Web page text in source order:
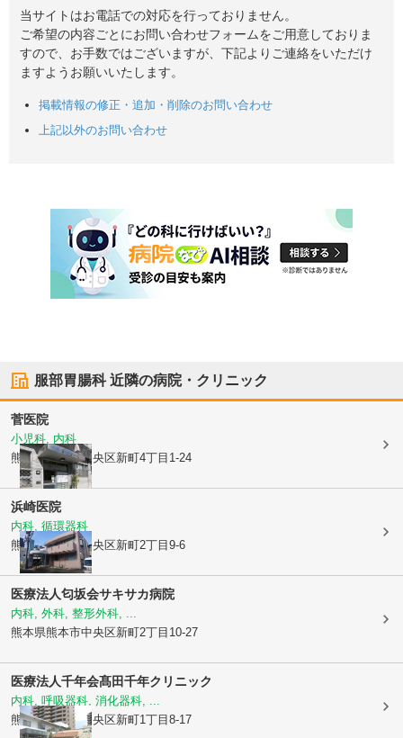
当サイトはお電話での対応を行っておりません。
ご希望の内容ごとにお問い合わせフォームをご用意しておりま
すので、お手数ではございますが、下記よりご連絡をいただけ
ますようお願いいたします。
掲載情報の修正・追加・削除のお問い合わせ
上記以外のお問い合わせ
服部胃腸科近隣の病院・クリニック
菅医院
小児科, 内科
熊本県熊本市中央区新町4丁目1-24
浜崎医院
内科, 循環器科
熊本県熊本市中央区新町2丁目9-6
医療法人匂坂会サキサカ病院
内科, 外科, 整形外科, ...
熊本県熊本市中央区新町2丁目10-27
医療法人千年会髙田千年クリニック
内科, 呼吸器科, 消化器科, ...
熊本県熊本市中央区新町1丁目8-17